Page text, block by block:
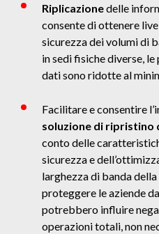
Riplicazionedelle
consente di ottenere
sicurezza dei volumi di
in sedi fisiche diverse,
dati sono ridotte al
Facilitare e consentire
soluzione di ripristino
conto delle
sicurezza e
larghezza di banda
proteggere le aziende
potrebbero influire
operazioni totali, non